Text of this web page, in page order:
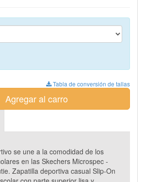
Tabla de conversión de tallas
Agregar al carro
se une a la comodidad de los
en las Skechers Microspec -
Zapatilla deportiva casual Slip-On